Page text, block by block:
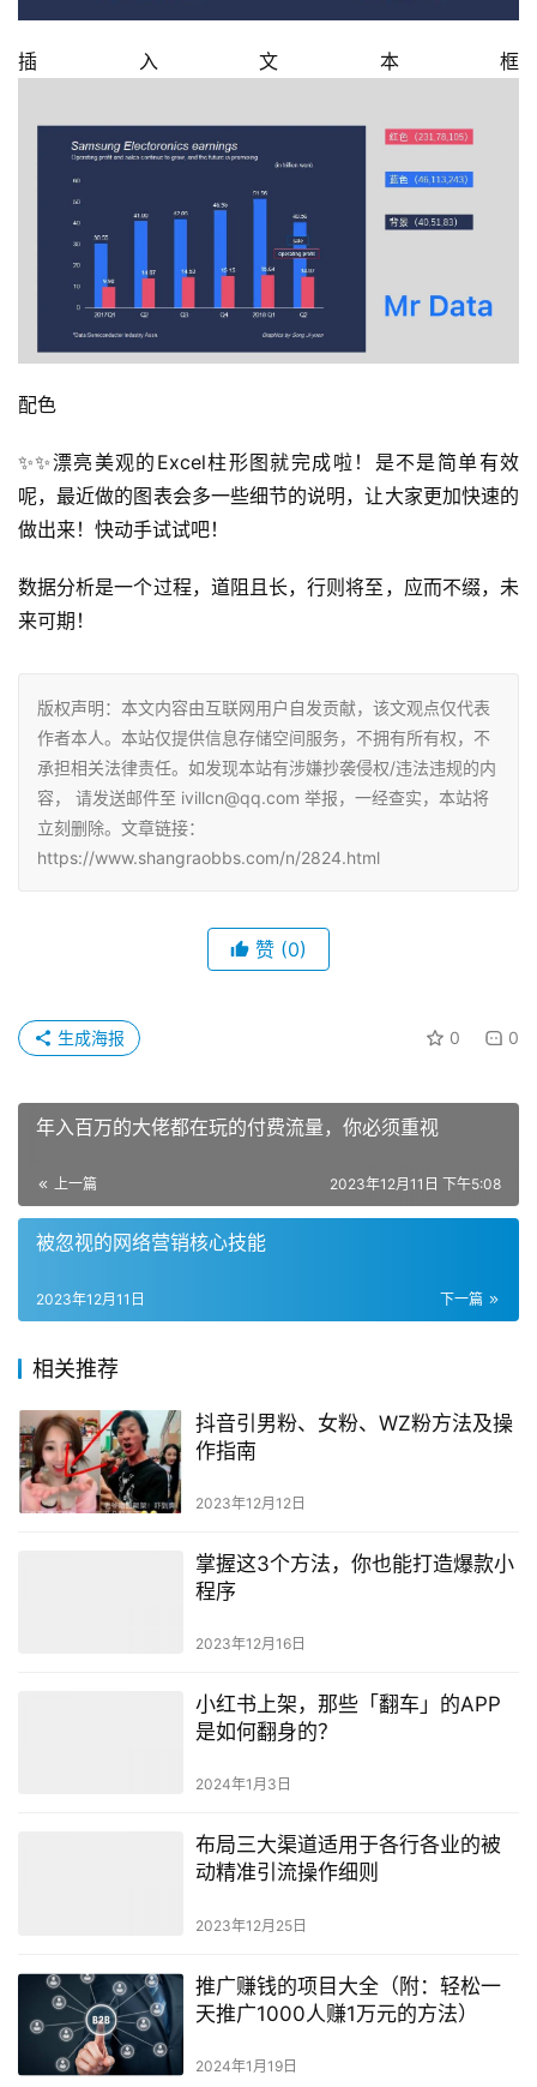
插入文本框
配色
✨✨漂亮美观的Excel柱形图就完成啦！是不是简单有效
呢，最近做的图表会多一些细节的说明，让大家更加快速的
做出来！快动手试试吧！
数据分析是一个过程，道阻且长，行则将至，应而不缀，未
来可期！
版权声明：本文内容由互联网用户自发贡献，该文观点仅代表
作者本人。本站仅提供信息存储空间服务，不拥有所有权，不
承担相关法律责任。如发现本站有涉嫌抄袭侵权/违法违规的内
容， 请发送邮件至 ivillcn@qq.com 举报，一经查实，本站将
立刻删除。文章链接：
https://www.shangraobbs.com/n/2824.html
赞 (0)
0 0
生成海报
年入百万的大佬都在玩的付费流量，你必须重视
上一篇 2023年12月11日 下午5:08
被忽视的网络营销核心技能
下一篇
2023年12月11日
相关推荐
抖音引男粉、女粉、WZ粉方法及操
作指南
2023年12月12日
掌握这3个方法，你也能打造爆款小
程序
2023年12月16日
小红书上架，那些「翻车」的APP
是如何翻身的？
2024年1月3日
布局三大渠道适用于各行各业的被
动精准引流操作细则
2023年12月25日
推广赚钱的项目大全（附：轻松一
天推广1000人赚1万元的方法）
2024年1月19日